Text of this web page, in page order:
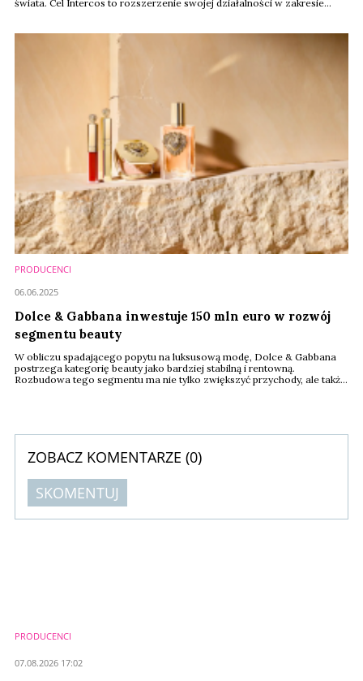
świata. Cel Intercos to rozszerzenie swojej działalności w zakresie
Dolce & Gabbana.
PRODUCENCI
Dolce & Gabbana inwestuje 150 mln euro w rozwój
segmentu beauty
W obliczu spadającego popytu na luksusową modę, Dolce & Gabbana
postrzega kategorię beauty jako bardziej stabilną i rentowną.
Rozbudowa tego segmentu ma nie tylko zwiększyć przychody, ale także
06.06.2025
ZOBACZ KOMENTARZE (0)
SKOMENTUJ
PRODUCENCI
07.08.2026 17:02